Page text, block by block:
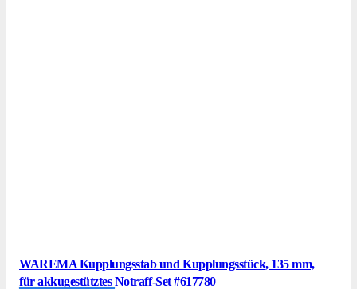
WAREMA Kupplungsstab und Kupplungsstück, 135 mm,
für akkugestütztes Notraff-Set #617780